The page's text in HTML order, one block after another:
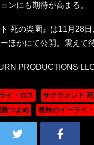
ンにも期待が高まる。
死の楽園』は11月28
ほかにて公開。震えて
PRODUCTIONS LLC
イ・ロス
サクラメント
激つよめ 晩秋のイーライ